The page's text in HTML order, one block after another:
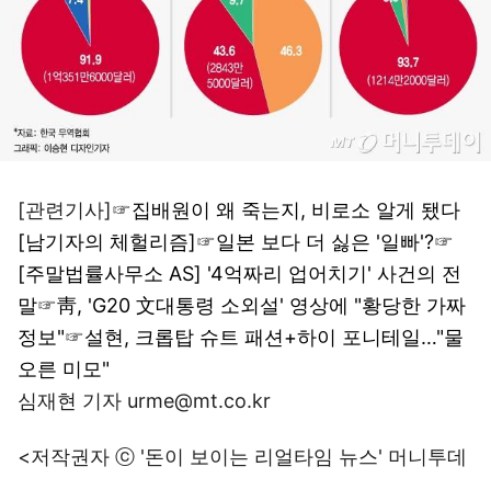
[관련기사]☞집배원이 왜 죽는지, 비로소 알게 됐다
[남기자의 체헐리즘]☞일본 보다 더 싫은 '일빠'?☞
[주말법률사무소 AS] '4억짜리 업어치기' 사건의 전
말☞靑, 'G20 文대통령 소외설' 영상에 "황당한 가짜
정보"☞설현, 크롭탑 슈트 패션+하이 포니테일…"물
오른 미모"
심재현 기자 urme@mt.co.kr
<저작권자 ⓒ '돈이 보이는 리얼타임 뉴스' 머니투데